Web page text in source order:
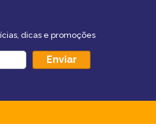
dicas e promoções